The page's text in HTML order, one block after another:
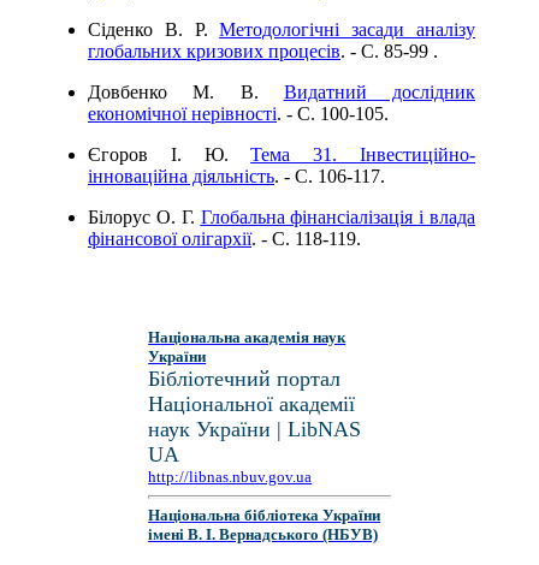
Сіденко В. Р.Методологічні засади аналізу
глобальних кризових процесів. - C. 85-99 .
Довбенко М. В. Видатний дослідник
економічної нерівності. - C. 100-105.
Єгоров І. Ю.Тема 31. Інвестиційно-
інноваційна діяльність. - C. 106-117.
Білорус О. Г. Глобальна фінансіалізація і влада
фінансової олігархії. - C. 118-119.
Національна академія наук
України
Бібліотечний портал
Національної академії
наук України | LibNAS
UA
http://libnas.nbuv.gov.ua
Національна бібліотека України
імені В. І. Вернадського (НБУВ)